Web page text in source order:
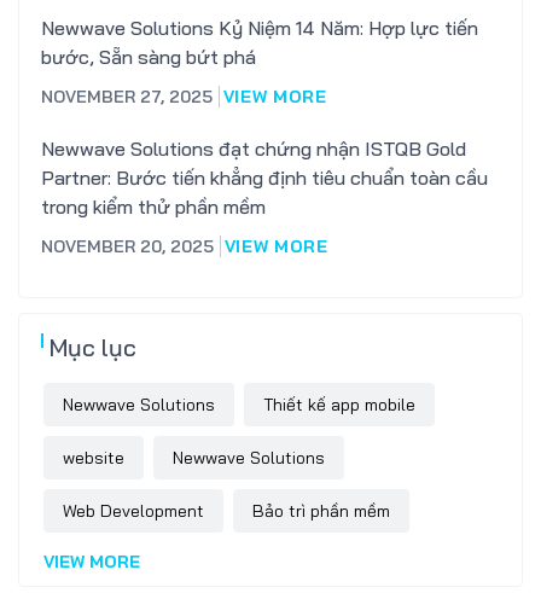
Newwave Solutions Kỷ Niệm 14 Năm: Hợp lực tiến
bước, Sẵn sàng bứt phá
NOVEMBER 27, 2025 VIEW MORE
Newwave Solutions đạt chứng nhận ISTQB Gold
Partner: Bước tiến khẳng định tiêu chuẩn toàn cầu
trong kiểm thử phần mềm
NOVEMBER 20, 2025 VIEW MORE
Mục lục
Newwave Solutions Thiết kế app mobile
website Newwave Solutions
Web Development Bảo trì phần mềm
Software Outsourcing
VIEW MORE